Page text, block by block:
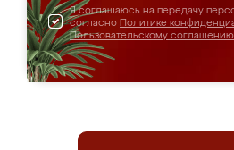
Я соглашаюсь на передачу
согласно Политике
Пользовательскому соглашению